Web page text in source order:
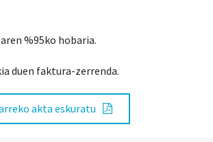
%95ko hobaria.
duen faktura-zerrenda.
akta eskuratu